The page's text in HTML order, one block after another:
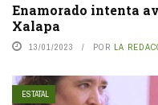
Enamorado intenta
Xalapa
13/01/2023 POR LA
ESTATAL